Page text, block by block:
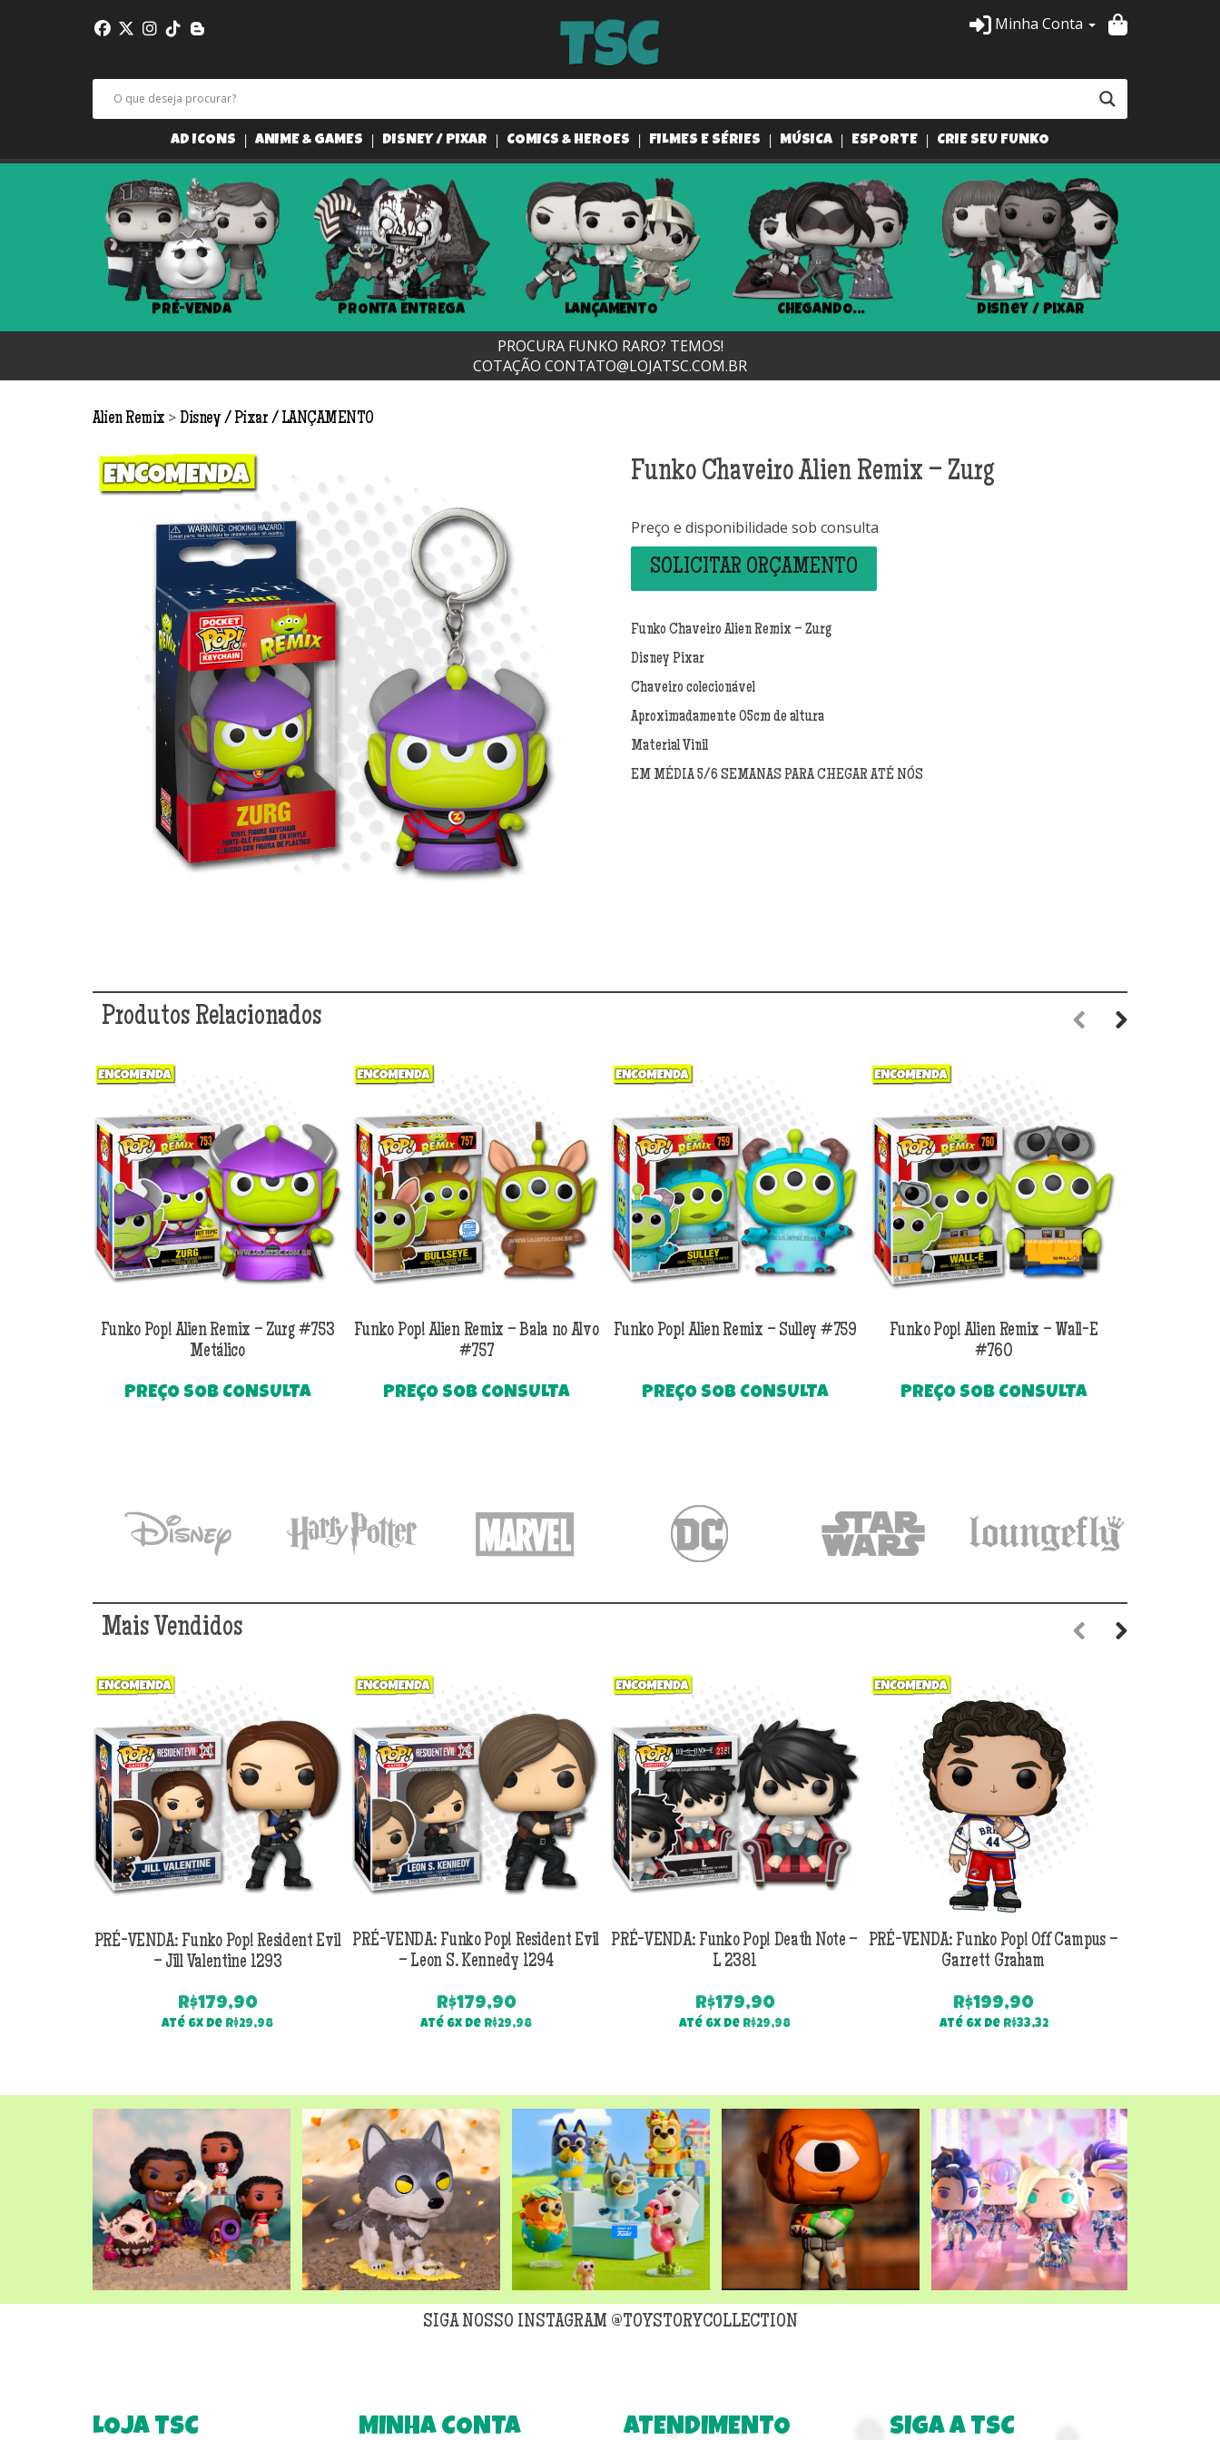
Minha Conta
AD ICONS ANIME & GAMES DISNEY / PIXAR COMICS & HEROES FILMES E SÉRIES MÚSICA ESPORTE CRIE SEU FUNKO
PRÉ-VENDA PRONTA ENTREGA LANÇAMENTO CHEGANDO... Disney / Pixar
PROCURA FUNKO RARO? TEMOS!
COTAÇÃO CONTATO@LOJATSC.COM.BR
Alien Remix > Disney / Pixar LANÇAMENTO
Funko Chaveiro Alien Remix – Zurg
Preço e disponibilidade sob consulta
SOLICITAR ORÇAMENTO
Funko Chaveiro Alien Remix – Zurg
Disney Pixar
Chaveiro colecionável
Aproximadamente 05cm de altura
Material Vinil
EM MÉDIA 5/6 SEMANAS PARA CHEGAR ATÉ NÓS
Produtos Relacionados
Funko Pop! Alien Remix – Zurg #753
Metálico
PREÇO SOB CONSULTA
Funko Pop! Alien Remix – Bala no Alvo
#757
PREÇO SOB CONSULTA
Funko Pop! Alien Remix – Sulley #759
PREÇO SOB CONSULTA
Funko Pop! Alien Remix – Wall-E
#760
PREÇO SOB CONSULTA
Mais Vendidos
PRÉ-VENDA: Funko Pop! Resident Evil
– Jill Valentine 1293
R$179,90
Até 6x de R$29,98
PRÉ-VENDA: Funko Pop! Resident Evil
– Leon S. Kennedy 1294
R$179,90
Até 6x de R$29,98
PRÉ-VENDA: Funko Pop! Death Note –
L 2381
R$179,90
Até 6x de R$29,98
PRÉ-VENDA: Funko Pop! Off Campus –
Garrett Graham
R$199,90
Até 6x de R$33,32
SIGA NOSSO INSTAGRAM @TOYSTORYCOLLECTION
LOJA TSC MINHA CONTA ATENDIMENTO SIGA A TSC